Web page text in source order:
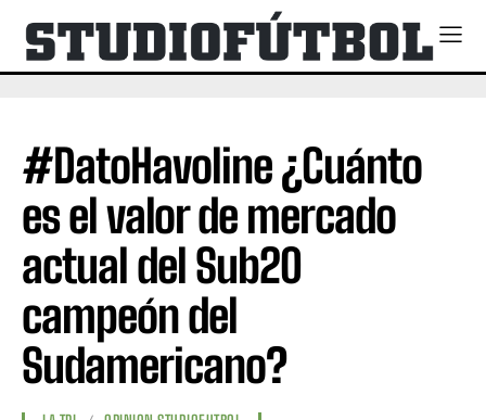
#DatoHavoline ¿Cuánto
es el valor de mercado
actual del Sub20
campeón del
Sudamericano?